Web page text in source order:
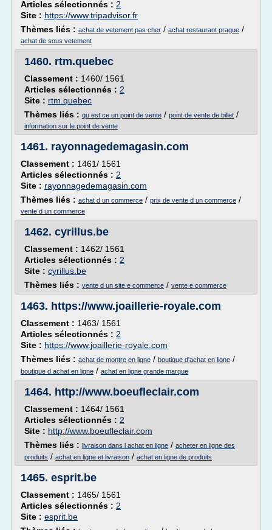
Articles sélectionnés : 2
Site : https://www.tripadvisor.fr
Thèmes liés : achat de vetement pas cher / achat restaurant prague /
achat de sous vetement
1460. rtm.quebec
Classement : 1460/ 1561
Articles sélectionnés : 2
Site : rtm.quebec
Thèmes liés : qu est ce un point de vente / point de vente de billet /
information sur le point de vente
1461. rayonnagedemagasin.com
Classement : 1461/ 1561
Articles sélectionnés : 2
Site : rayonnagedemagasin.com
Thèmes liés : achat d un commerce / prix de vente d un commerce /
vente d un commerce
1462. cyrillus.be
Classement : 1462/ 1561
Articles sélectionnés : 2
Site : cyrillus.be
Thèmes liés : vente d un site e commerce / vente e commerce
1463. https://www.joaillerie-royale.com
Classement : 1463/ 1561
Articles sélectionnés : 2
Site : https://www.joaillerie-royale.com
Thèmes liés : achat de montre en ligne / boutique d'achat en ligne /
boutique d achat en ligne / achat en ligne grande marque
1464. http://www.boeufleclair.com
Classement : 1464/ 1561
Articles sélectionnés : 2
Site : http://www.boeufleclair.com
Thèmes liés : livraison dans l achat en ligne / acheter en ligne des
produits / achat en ligne et livraison / achat en ligne de produits
1465. esprit.be
Classement : 1465/ 1561
Articles sélectionnés : 2
Site : esprit.be